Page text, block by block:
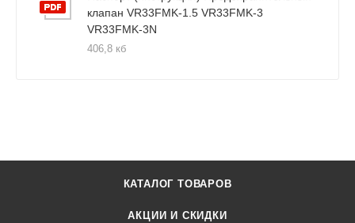
клапан VR33FMK-1.5 VR33FMK-3
VR33FMK-3N
406,8 кб
КАТАЛОГ ТОВАРОВ
АКЦИИ И СКИДКИ